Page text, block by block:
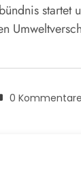
startet
0 Kommentare